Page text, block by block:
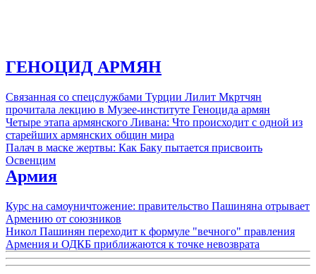
ГЕНОЦИД АРМЯН
Связанная со спецслужбами Турции Лилит Мкртчян
прочитала лекцию в Музее-институте Геноцида армян
Четыре этапа армянского Ливана: Что происходит с одной из
старейших армянских общин мира
Палач в маске жертвы: Как Баку пытается присвоить
Освенцим
Армия
Курс на самоуничтожение: правительство Пашиняна отрывает
Армению от союзников
Никол Пашинян переходит к формуле "вечного" правления
Армения и ОДКБ приближаются к точке невозврата